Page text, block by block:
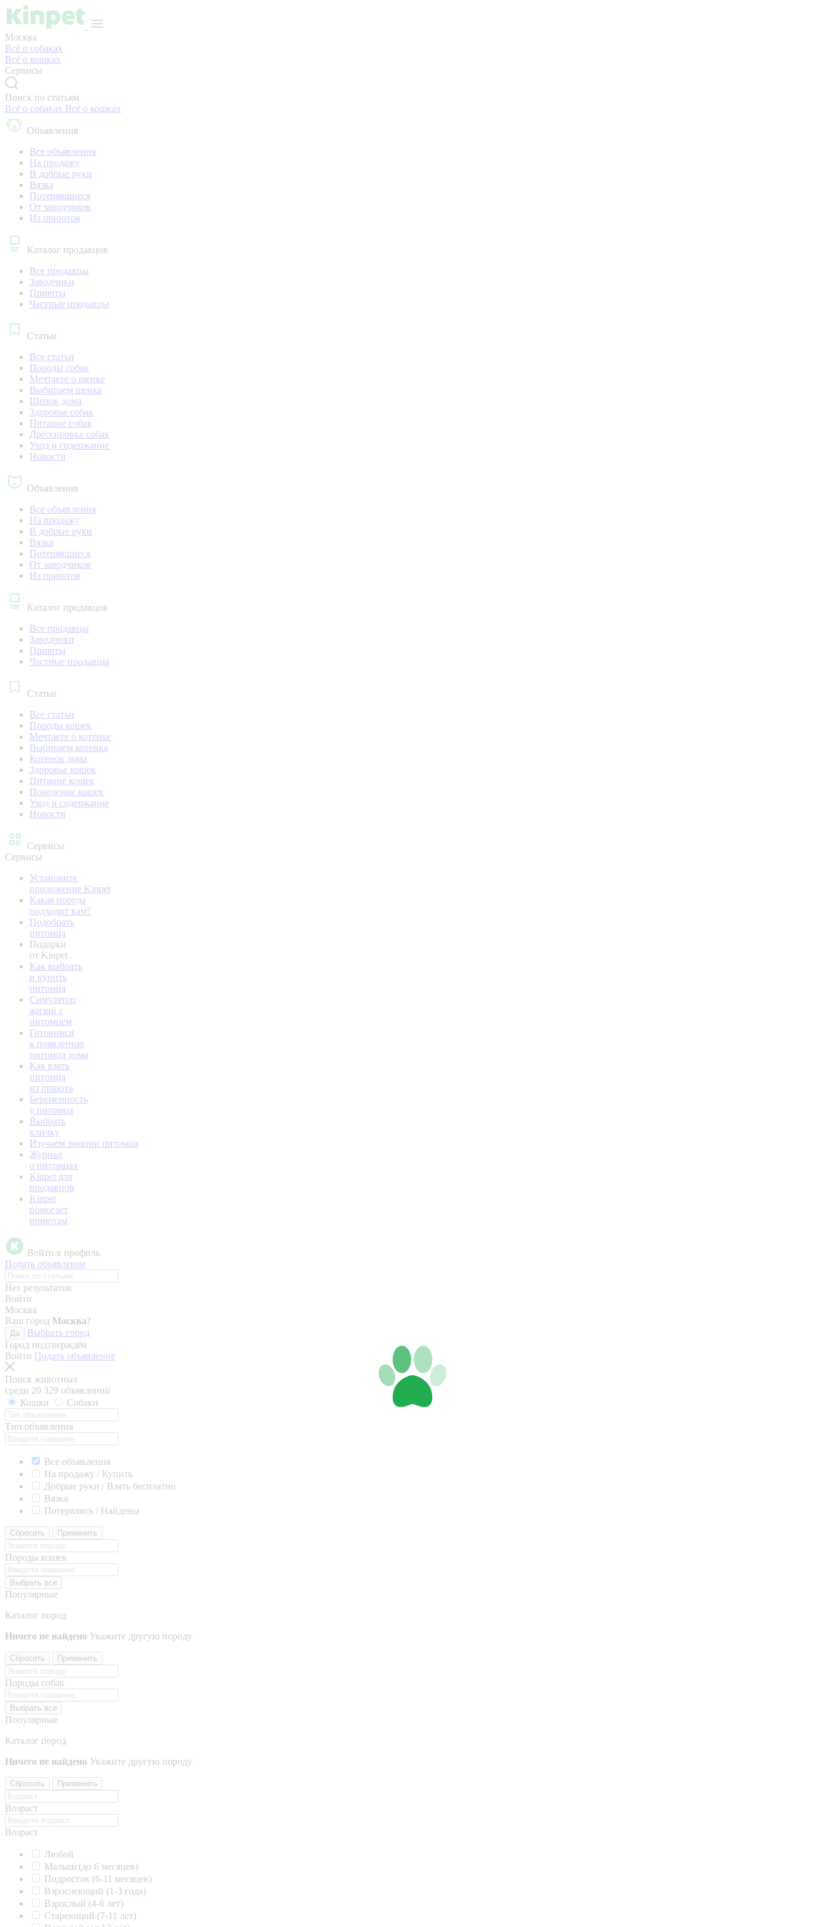
Москва
Всё о собаках
Всё о кошках
Сервисы
Поиск по статьям
Всё о собаках Всё о кошках
Объявления
Все объявления
На продажу
В добрые руки
Вязка
Потерявшиеся
От заводчиков
Из приютов
Каталог продавцов
Все продавцы
Заводчики
Приюты
Частные продавцы
Статьи
Все статьи
Породы собак
Мечтаете о щенке
Выбираем щенка
Щенок дома
Здоровье собак
Питание собак
Дрессировка собак
Уход и содержание
Новости
Объявления
Все объявления
На продажу
В добрые руки
Вязка
Потерявшиеся
От заводчиков
Из приютов
Каталог продавцов
Все продавцы
Заводчики
Приюты
Частные продавцы
Статьи
Все статьи
Породы кошек
Мечтаете о котенке
Выбираем котенка
Котенок дома
Здоровье кошек
Питание кошек
Поведение кошек
Уход и содержание
Новости
Сервисы
Сервисы
Установите
приложение Kinpet
Какая порода
подходит вам?
Подобрать
питомца
Подарки
от Kinpet
Как выбрать
и купить
питомца
Симулятор
жизни с
питомцем
Готовимся
к появлению
питомца дома
Как взять
питомца
из приюта
Беременность
у питомца
Выбрать
кличку
Изучаем эмоции питомца
Журнал
о питомцах
Kinpet для
продавцов
Kinpet
помогает
приютам
Войти в профиль
Подать объявление
Нет результатов
Войти
Москва
Ваш город Москва?
Да
Выбрать город
Город подтверждён
Войти Подать объявление
Поиск животных
среди 20 329 объявлений
Кошки
Собаки
Тип объявления
Все объявления
На продажу / Купить
Добрые руки / Взять бесплатно
Вязка
Потерялись / Найдены
Сбросить Применить
Породы кошек
Выбрать все
Популярные
Каталог пород
Ничего не найдено Укажите другую породу
Сбросить Применить
Породы собак
Выбрать все
Популярные
Каталог пород
Ничего не найдено Укажите другую породу
Сбросить Применить
Возраст
Возраст
Любой
Малыш (до 6 месяцев)
Подросток (6-11 месяцев)
Взрослеющий (1-3 года)
Взрослый (4-6 лет)
Стареющий (7-11 лет)